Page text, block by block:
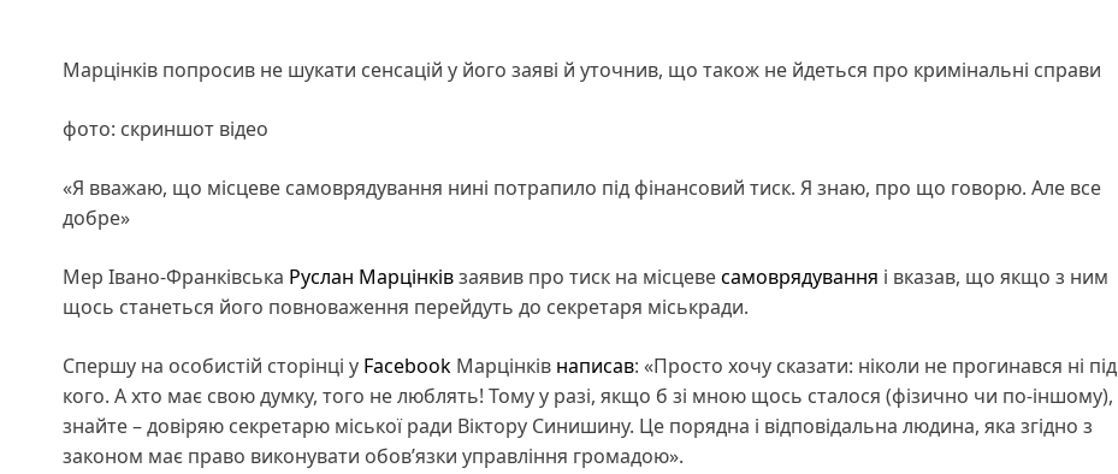
Марцінків попросив не шукати сенсацій у його заяві й уточнив, що також не йдеться про кримінальні справи
фото: скриншот відео
«Я вважаю, що місцеве самоврядування нині потрапило під фінансовий тиск. Я знаю, про що говорю. Але все
добре»
Мер Івано-Франківська Руслан Марцінківзаявив про тиск на місцевесамоврядування і вказав, що якщо з ним
щось станеться його повноваження перейдуть до секретаря міськради.
Спершу на особистій сторінці у Facebook Марцінків написав: «Просто хочу сказати: ніколи не прогинався ні під
кого. А хто має свою думку, того не люблять! Тому у разі, якщо б зі мною щось сталося (фізично чи по-іншому),
знайте – довіряю секретарю міської ради Віктору Синишину. Це порядна і відповідальна людина, яка згідно з
законом має право виконувати обовʼязки управління громадою».